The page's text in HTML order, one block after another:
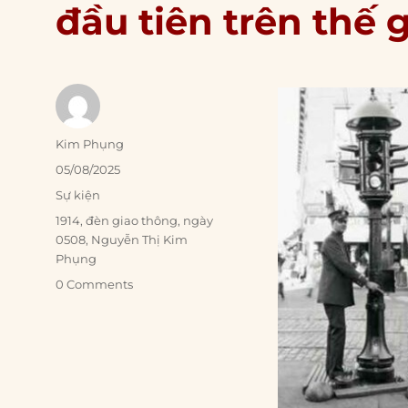
đầu tiên trên thế
Author
Kim Phụng
Posted
05/08/2025
Categories
Sự kiện
Tags
1914,đèn giao thông, ngày
0508, Nguyễn Thị Kim
Phụng
0 Comments